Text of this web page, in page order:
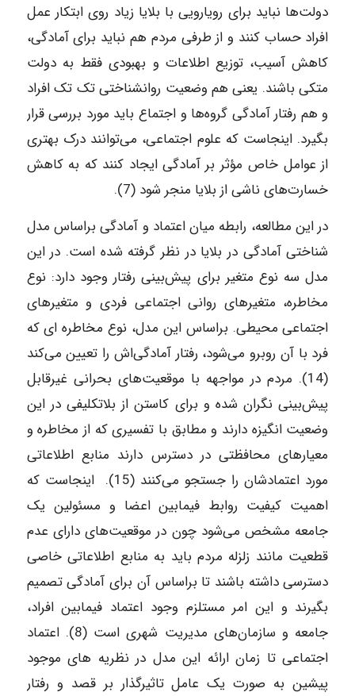
دولت‌ها نباید برای رویارویی با بلایا زیاد روی ابتکار عمل
افراد حساب کنند و از طرفی مردم هم نباید برای آمادگی،
کاهش آسیب، توزیع اطلاعات و بهبودی فقط به دولت
متکی باشند. یعنی هم وضعیت روانشناختی تک تک افراد
و هم رفتار آمادگی گروه‌ها و اجتماع باید مورد بررسی قرار
بگیرد. اینجاست که علوم اجتماعی، می‌توانند درک بهتری
از عوامل خاص مؤثر بر آمادگی ایجاد کنند که به کاهش
خسارت‌های ناشی از بلایا منجر ‌شود (7).
در این مطالعه، رابطه میان اعتماد و آمادگی براساس مدل
شناختی آمادگی در بلایا در نظر گرفته شده است. در این
مدل سه نوع متغیر برای پیش‌بینی رفتار وجود دارد: نوع
مخاطره، متغیرهای روانی اجتماعی فردی و متغیرهای
اجتماعی محیطی. براساس این مدل، نوع مخاطره ای که
فرد با آن روبرو می‌شود، رفتار آمادگی‌اش را تعیین می‌کند
(14). مردم در مواجهه با موقعیت‌های بحرانی غیرقابل
پیش‌بینی نگران شده و برای کاستن از بلاتکلیفی در این
وضعیت انگیزه دارند و مطابق با تفسیری که از مخاطره و
معیارهای محافظتی در دسترس دارند منابع اطلاعاتی
مورد اعتمادشان را جستجو می‌کنند (15). اینجاست که
اهمیت کیفیت روابط فیمابین اعضا و مسئولین یک
جامعه مشخص می‌شود چون در موقعیت‌های دارای عدم
قطعیت مانند زلزله مردم باید به منابع اطلاعاتی خاصی
دسترسی داشته باشند تا براساس آن برای آمادگی تصمیم
بگیرند و این امر مستلزم وجود اعتماد فیمابین افراد،
جامعه و سازمان‌های مدیریت شهری است (8). اعتماد
اجتماعی تا زمان ارائه این مدل در نظریه های موجود
پیشین به صورت یک عامل تاثیرگذار بر قصد و رفتار